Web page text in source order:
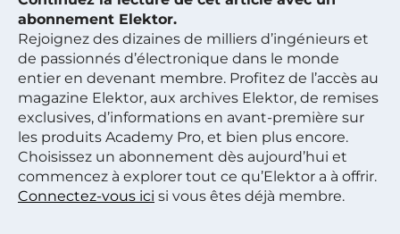
abonnement Elektor.
Rejoignez des dizaines de milliers d’ingénieurs et
de passionnés d’électronique dans le monde
entier en devenant membre. Profitez de l’accès au
magazine Elektor, aux archives Elektor, de remises
exclusives, d’informations en avant-première sur
les produits Academy Pro, et bien plus encore.
Choisissez un abonnement dès aujourd’hui et
commencez à explorer tout ce qu’Elektor a à offrir.
Connectez-vous ici si vous êtes déjà membre.